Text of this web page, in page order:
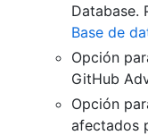
Database.
Base de
Opción
GitHub
Opción
afectados